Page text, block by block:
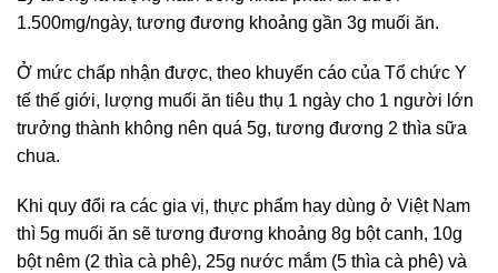
1.500mg/ngày, tương đương khoảng gần 3g muối ăn.
Ở mức chấp nhận được, theo khuyến cáo của Tổ chức Y
tế thế giới, lượng muối ăn tiêu thụ 1 ngày cho 1 người lớn
trưởng thành không nên quá 5g, tương đương 2 thìa sữa
chua.
Khi quy đổi ra các gia vị, thực phẩm hay dùng ở Việt Nam
thì 5g muối ăn sẽ tương đương khoảng 8g bột canh, 10g
bột nêm (2 thìa cà phê), 25g nước mắm (5 thìa cà phê) và